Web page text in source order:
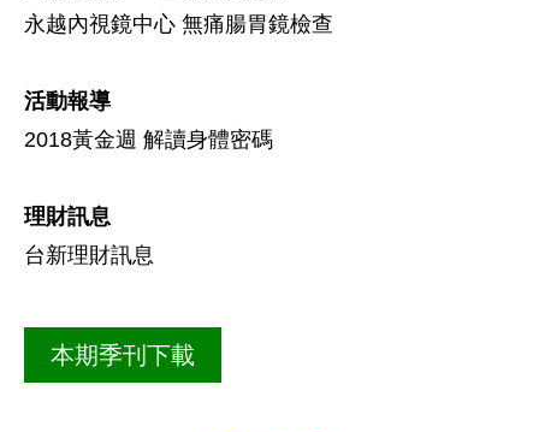
永越內視鏡中心 無痛腸胃鏡檢查
活動報導
2018黃金週 解讀身體密碼
理財訊息
台新理財訊息
本期季刊下載